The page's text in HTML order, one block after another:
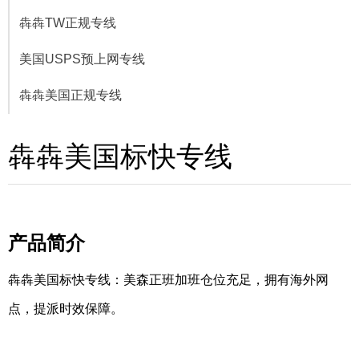
犇犇TW正规专线
美国USPS预上网专线
犇犇美国正规专线
犇犇美国标快专线
产品简介
犇犇美国标快专线：美森正班加班仓位充足，拥有海外网
点，提派时效保障。